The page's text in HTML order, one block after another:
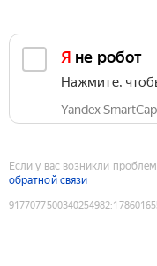
Я не робот
Нажмите,
Yandex
Если у вас возникли
обратной связи
9177077500340254982: